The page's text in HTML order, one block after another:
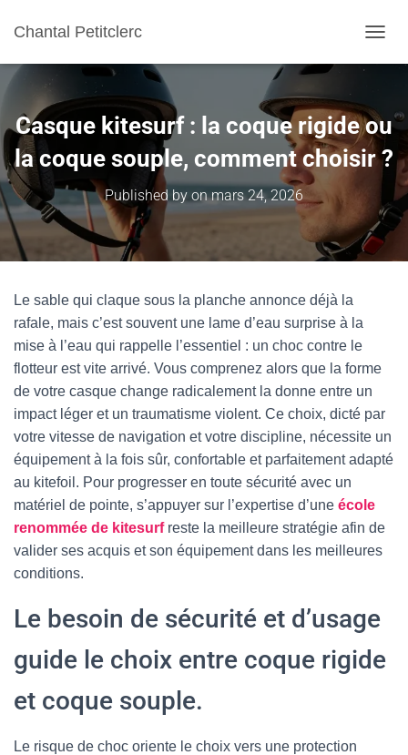
Chantal Petitclerc
Casque kitesurf : la coque rigide ou
la coque souple, comment choisir ?
Published by onmars 24, 2026
Le sable qui claque sous la planche annonce déjà la
rafale, mais c’est souvent une lame d’eau surprise à la
mise à l’eau qui rappelle l’essentiel : un choc contre le
flotteur est vite arrivé. Vous comprenez alors que la forme
de votre casque change radicalement la donne entre un
impact léger et un traumatisme violent. Ce choix, dicté par
votre vitesse de navigation et votre discipline, nécessite un
équipement à la fois sûr, confortable et parfaitement adapté
au kitefoil. Pour progresser en toute sécurité avec un
matériel de pointe, s’appuyer sur l’expertise d’une école
renommée de kitesurfreste la meilleure stratégie afin de
valider ses acquis et son équipement dans les meilleures
conditions.
Le besoin de sécurité et d’usage
guide le choix entre coque rigide
et coque souple.
Le risque de choc oriente le choix vers une protection